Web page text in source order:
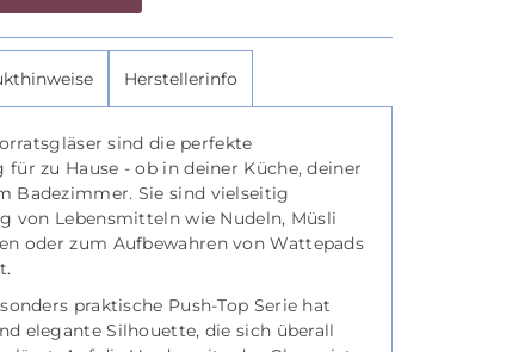
Herstellerinfo
sind die perfekte
zu Hause - ob in deiner Küche, deiner
Badezimmer. Sie sind vielseitig
von Lebensmitteln wie Nudeln, Müsli
oder zum Aufbewahren von Wattepads
praktische Push-Top Serie hat
elegante Silhouette, die sich überall